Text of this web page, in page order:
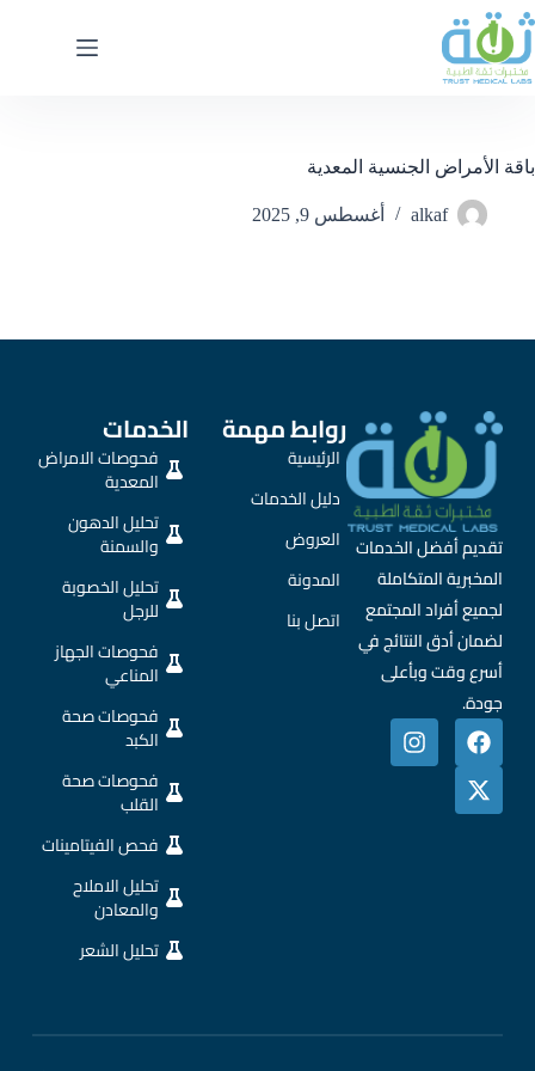
باقة الأمراض الجنسية المعدية
alkaf أغسطس 9, 2025
تقديم أفضل الخدمات
المخبرية المتكاملة
لجميع أفراد المجتمع
لضمان أدق النتائج في
أسرع وقت وبأعلى
جودة.
روابط مهمة
الرئيسية
دليل الخدمات
العروض
المدونة
اتصل بنا
الخدمات
فحوصات الامراض
المعدية
تحليل الدهون
والسمنة
تحليل الخصوبة
للرجل
فحوصات الجهاز
المناعي
فحوصات صحة
الكبد
فحوصات صحة
القلب
فحص الفيتامينات
تحليل الاملاح
والمعادن
تحليل الشعر